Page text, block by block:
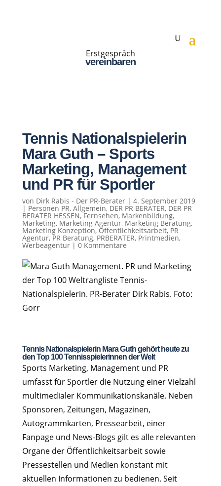
Erstgespräch
vereinbaren
Tennis Nationalspielerin
Mara Guth – Sports
Marketing, Management
und PR für Sportler
von Dirk Rabis - Der PR-Berater| 4. September 2019
| Personen PR, Allgemein, DER PR BERATER, DER PR
BERATER HESSEN,Fernsehen, Markenbildung,
Marketing, Marketing Agentur, Marketing Beratung,
Marketing Konzeption, Öffentlichkeitsarbeit, PR
Agentur, PR Beratung, PRBERATER, Printmedien,
Werbeagentur| 0 Kommentare
Tennis Nationalspielerin Mara Guth gehört heute zu
den Top 100 Tennisspielerinnen der Welt
Sports Marketing, Management und PR
umfasst für Sportler die Nutzung einer Vielzahl
multimedialer Kommunikationskanäle. Neben
Sponsoren, Zeitungen, Magazinen,
Autogrammkarten, Pressearbeit, einer
Fanpage und News-Blogs gilt es alle relevanten
Organe der Öffentlichkeitsarbeit sowie
Pressestellen und Medien konstant mit
aktuellen Informationen zu bedienen. Seit